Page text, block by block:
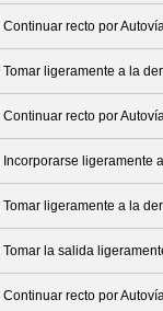
Continuar recto por
Tomar ligeramente a la
Continuar recto por
Incorporarse ligeramente
Tomar ligeramente a la
Tomar la salida
Continuar recto por